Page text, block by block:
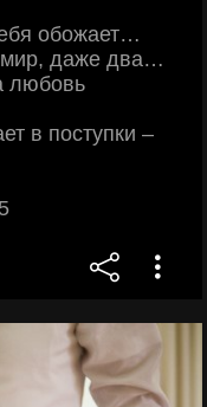
обожает…
мир, даже два…
любовь
в поступки –